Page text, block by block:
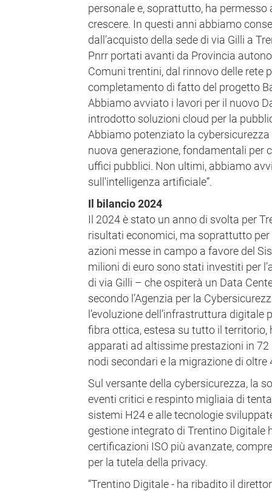
personale e, soprattutto, ha permesso
crescere. In questi anni abbiamo
dall’acquisto della sede di via Gilli a
Pnrr portati avanti da Provincia
Comuni trentini, dal rinnovo delle rete
completamento di fatto del progetto
Abbiamo avviato i lavori per il nuovo
introdotto soluzioni cloud per la
Abbiamo potenziato la
nuova generazione, fondamentali per
uffici pubblici. Non ultimi, abbiamo
sull'intelligenza artificiale”.
Il bilancio 2024
Il 2024 è stato un anno di svolta per
risultati economici, ma soprattutto per
azioni messe in campo a favore del
milioni di euro sono stati investiti per
di via Gilli – che ospiterà un Data
secondo l’Agenzia per la
l’evoluzione dell’infrastruttura digitale
fibra ottica, estesa su tutto il territorio,
apparati ad altissime prestazioni in
nodi secondari e la migrazione di oltre
Sul versante della cybersicurezza, la
eventi critici e respinto migliaia di
sistemi H24 e alle tecnologie
gestione integrato di Trentino Digitale
certificazioni ISO più avanzate,
per la tutela della privacy.
“Trentino Digitale - ha ribadito il